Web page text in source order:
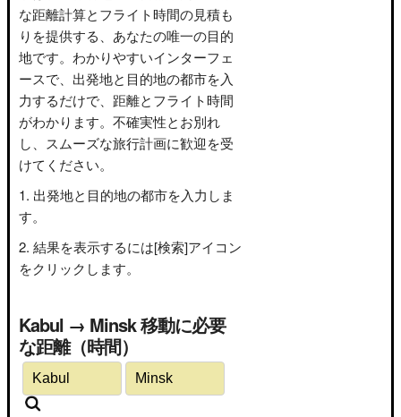
な距離計算とフライト時間の見積も
りを提供する、あなたの唯一の目的
地です。わかりやすいインターフェ
ースで、出発地と目的地の都市を入
力するだけで、距離とフライト時間
がわかります。不確実性とお別れ
し、スムーズな旅行計画に歓迎を受
けてください。
出発地と目的地の都市を入力しま
す。
結果を表示するには[検索]アイコン
をクリックします。
Kabul → Minsk 移動に必要
な距離（時間）